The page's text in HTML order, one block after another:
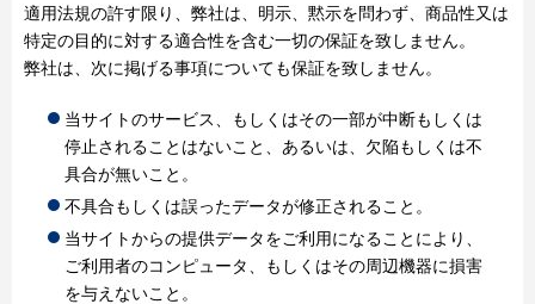
適用法規の許す限り、弊社は、明示、黙示を問わず、商品性又は
特定の目的に対する適合性を含む一切の保証を致しません。
弊社は、次に掲げる事項についても保証を致しません。
当サイトのサービス、もしくはその一部が中断もしくは
停止されることはないこと、あるいは、欠陥もしくは不
具合が無いこと。
不具合もしくは誤ったデータが修正されること。
当サイトからの提供データをご利用になることにより、
ご利用者のコンピュータ、もしくはその周辺機器に損害
を与えないこと。